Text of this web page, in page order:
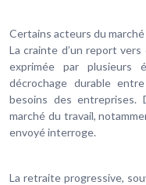
Certains acteurs du
La crainte d’un report
exprimée par plusieurs
décrochage durable
besoins des
marché du travail,
envoyé interroge.
La retraite progressive,